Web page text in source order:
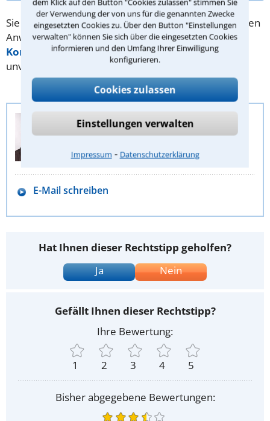
der Verwendung der von uns für die genannten Zwecke
eingesetzten Cookies zu. Über den Button "Einstellungen
verwalten" können Sie sich über die eingesetzten Cookies
informieren und den Umfang Ihrer Einwilligung
konfigurieren.
Cookies zulassen
Einstellungen verwalten
Impressum ⁃ Datenschutzerklärung
Sie benötigen Hilfe bei Ihrer Suche nach dem richtigen
Anwalt? Dann schreiben Sie uns über unser
Kontaktformular. Wir helfen Ihnen kostenlos und
unverbindlich.
Anwalt-Suchservice
Juristische Redaktion
Stephan Buch
E-Mail schreiben
Hat Ihnen dieser Rechtstipp geholfen?
Ja
Nein
Gefällt Ihnen dieser Rechtstipp?
Ihre Bewertung:
1 2 3 4 5
Bisher abgegebene Bewertungen: